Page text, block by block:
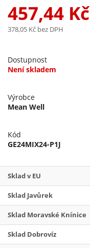
457,44 Kč
378,05 Kč bez DPH
Dostupnost
Není skladem
Výrobce
Mean Well
Kód
GE24MIX24-P1J
Sklad v EU
Sklad Javůrek
Sklad Moravské Knínice
Sklad Dobrovíz